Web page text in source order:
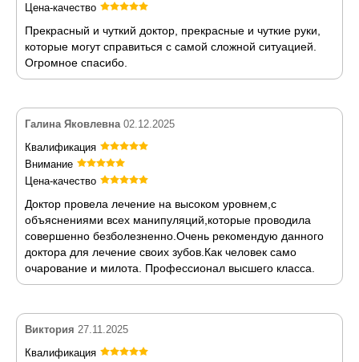
Цена-качество
Прекрасный и чуткий доктор, прекрасные и чуткие руки,
которые могут справиться с самой сложной ситуацией.
Огромное спасибо.
Галина Яковлевна 02.12.2025
Квалификация
Внимание
Цена-качество
Доктор провела лечение на высоком уровнем,с
объяснениями всех манипуляций,которые проводила
совершенно безболезненно.Очень рекомендую данного
доктора для лечение своих зубов.Как человек само
очарование и милота. Профессионал высшего класса.
Виктория 27.11.2025
Квалификация